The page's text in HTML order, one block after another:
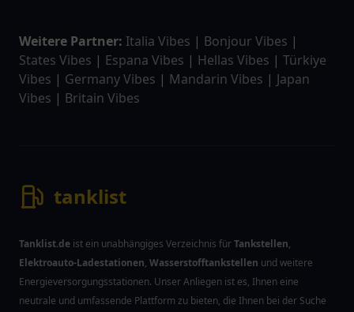
Weitere Partner: Italia Vibes | Bonjour Vibes |
States Vibes | Espana Vibes | Hellas Vibes | Türkiye
Vibes | Germany Vibes | Mandarin Vibes | Japan
Vibes | Britain Vibes
tanklist
Tanklist.de ist ein unabhängiges Verzeichnis fürTankstellen,
Elektroauto-Ladestationen, Wasserstofftankstellen und weitere
Energieversorgungsstationen. Unser Anliegen ist es, Ihnen eine
neutrale und umfassende Plattform zu bieten, die Ihnen bei der Suche